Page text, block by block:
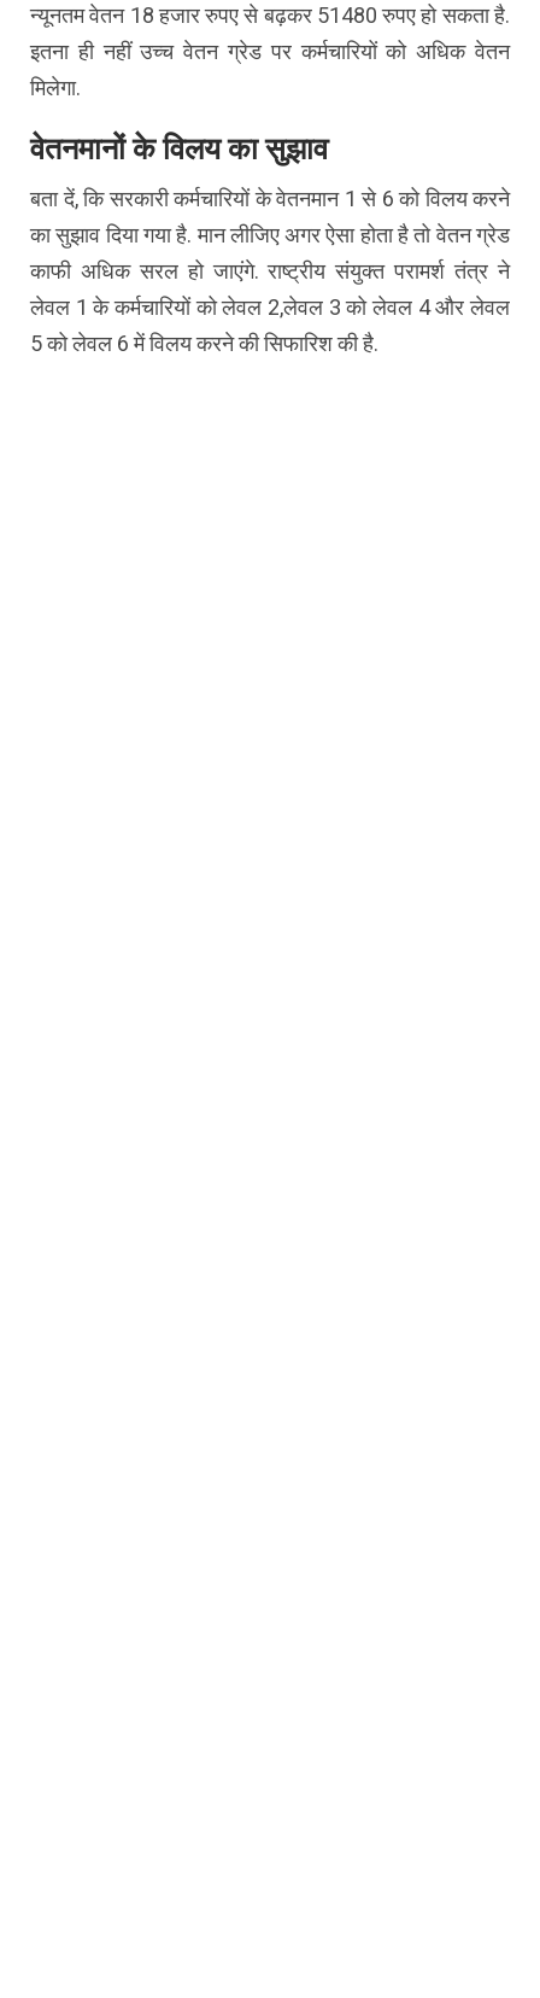
न्यूनतम वेतन 18 हजार रुपए से बढ़कर 51480 रुपए हो सकता है.
इतना ही नहीं उच्च वेतन ग्रेड पर कर्मचारियों को अधिक वेतन
मिलेगा.
वेतनमानों के विलय का सुझाव
बता दें, कि सरकारी कर्मचारियों के वेतनमान 1 से 6 को विलय करने
का सुझाव दिया गया है. मान लीजिए अगर ऐसा होता है तो वेतन ग्रेड
काफी अधिक सरल हो जाएंगे. राष्ट्रीय संयुक्त परामर्श तंत्र ने
लेवल 1 के कर्मचारियों को लेवल 2,लेवल 3 को लेवल 4 और लेवल
5 को लेवल 6 में विलय करने की सिफारिश की है.